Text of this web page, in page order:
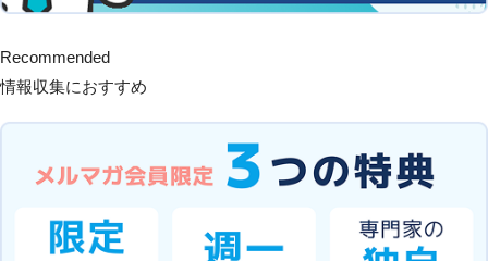
Recommended
情報収集におすすめ